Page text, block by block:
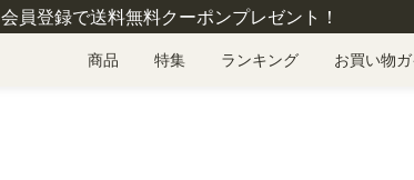
会員登録で送料無料クーポンプレゼント！
商品 特集 ランキング お買い物